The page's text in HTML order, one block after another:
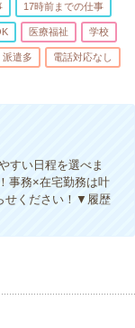
17時前までの仕事
医療福祉 学校
派遣多 電話対応なし
すい日程を選べま
事務×在宅勤務は叶
せください！▼履歴